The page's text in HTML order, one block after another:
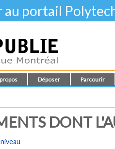
au portail
Déposer Parcourir
DONT